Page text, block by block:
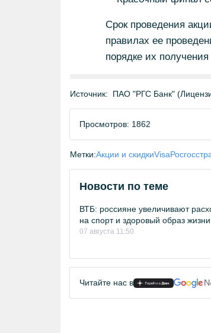
Срок проведения
правилах ее
порядке их
Источник: ПАО "РГС Банк"
Просмотров: 1862
Метки:Акции и скидкиVisa
Новости по теме
ВТБ: россияне увеличивают
на спорт и здоровый образ жизни
07 августа 11:50
Читайте нас в